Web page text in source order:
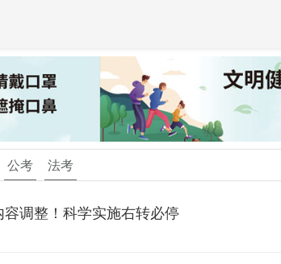
公考
法考
调整！科学实施右转必停